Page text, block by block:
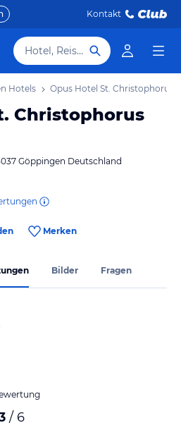
Kontakt
Hotel, Reiseziel
Hotels Opus Hotel St. Christophorus
Christophorus
Göppingen Deutschland
Merken
Bilder Fragen
/ 6